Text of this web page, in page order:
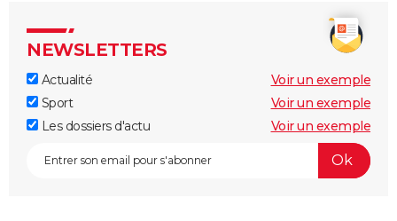
NEWSLETTERS
Actualité
Voir un exemple
Sport
Voir un exemple
Les dossiers d'actu
Voir un exemple